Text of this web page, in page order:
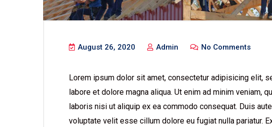
August 26, 2020 Admin No Comments
Lorem ipsum dolor sit amet, consectetur adipisicing elit,
labore et dolore magna aliqua. Ut enim ad minim veniam,
laboris nisi ut aliquip ex ea commodo consequat. Duis
voluptate velit esse cillum dolore eu fugiat nulla pariatur.